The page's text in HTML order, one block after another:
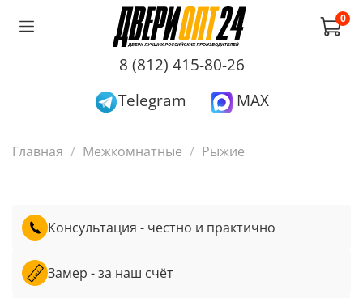
0
8 (812) 415-80-26
Telegram
MAX
Главная Межкомнатные Рыжие
Консультация - честно и практично
Замер - за наш счёт